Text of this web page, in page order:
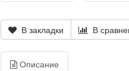
В закладки В
Описание